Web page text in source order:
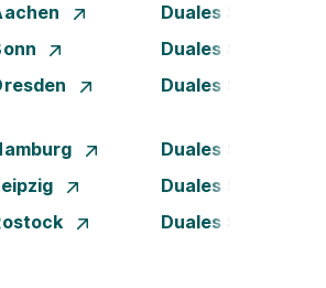
Duales Studium
Duales Studium
Duales Studium
Duales Studium
Duales Studium
Duales Studium